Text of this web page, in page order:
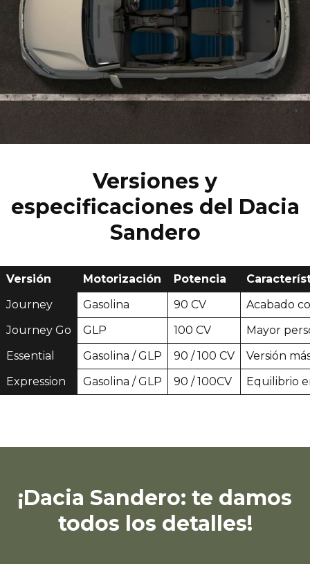
Versiones y
especificaciones del Dacia
Sandero
Versión Motorización Potencia
Journey
Gasolina 90 CV
Acabado
Journey Go
GLP 100 CV
Mayor
Essential
Gasolina / GLP 90 / 100 CV
Versión
Expression
Gasolina / GLP 90 / 100CV Equilibrio
¡Dacia Sandero: te damos
todos los detalles!